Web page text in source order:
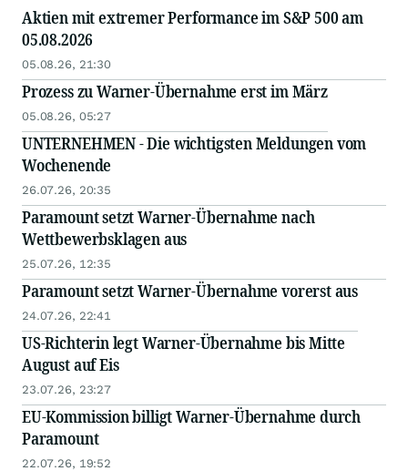
Aktien mit extremer Performance im S&P 500 am
05.08.2026
05.08.26, 21:30
Prozess zu Warner-Übernahme erst im März
05.08.26, 05:27
UNTERNEHMEN - Die wichtigsten Meldungen vom
Wochenende
26.07.26, 20:35
Paramount setzt Warner-Übernahme nach
Wettbewerbsklagen aus
25.07.26, 12:35
Paramount setzt Warner-Übernahme vorerst aus
24.07.26, 22:41
US-Richterin legt Warner-Übernahme bis Mitte
August auf Eis
23.07.26, 23:27
EU-Kommission billigt Warner-Übernahme durch
Paramount
22.07.26, 19:52